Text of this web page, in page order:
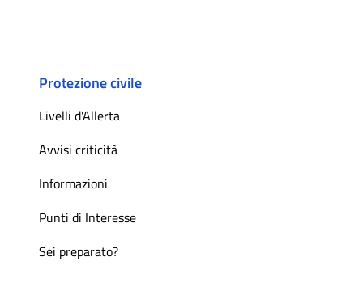
Protezione civile
Livelli d'Allerta
Avvisi criticità
Informazioni
Punti di Interesse
Sei preparato?